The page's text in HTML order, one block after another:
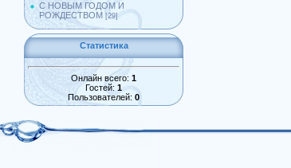
С НОВЫМ ГОДОМ И
РОЖДЕСТВОМ [29]
Статистика
Онлайн всего: 1
Гостей: 1
Пользователей: 0